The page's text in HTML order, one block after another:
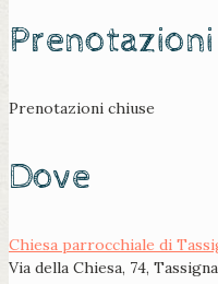
Prenotazioni
Prenotazioni chiuse
Dove
Chiesa parrocchiale di
Via della Chiesa, 74,